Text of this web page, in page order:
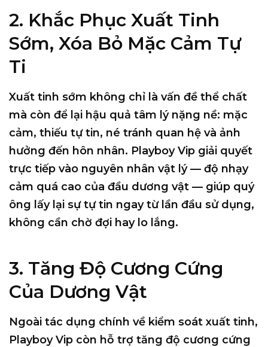
2. Khắc Phục Xuất Tinh
Sớm, Xóa Bỏ Mặc Cảm Tự
Ti
Xuất tinh sớm không chỉ là vấn đề thể chất
mà còn để lại hậu quả tâm lý nặng nề: mặc
cảm, thiếu tự tin, né tránh quan hệ và ảnh
hưởng đến hôn nhân. Playboy Vip giải quyết
trực tiếp vào nguyên nhân vật lý — độ nhạy
cảm quá cao của đầu dương vật — giúp quý
ông lấy lại sự tự tin ngay từ lần đầu sử dụng,
không cần chờ đợi hay lo lắng.
3. Tăng Độ Cương Cứng
Của Dương Vật
Ngoài tác dụng chính về kiểm soát xuất tinh,
Playboy Vip còn hỗ trợ tăng độ cương cứng